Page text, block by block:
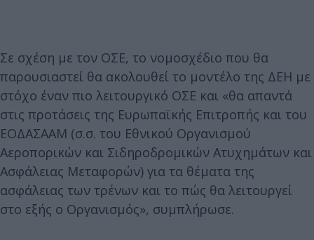
Σε σχέση με τον ΟΣΕ, το νομοσχέδιο που θα
παρουσιαστεί θα ακολουθεί το μοντέλο της ΔΕΗ με
στόχο έναν πιο λειτουργικό ΟΣΕ και «θα απαντά
στις προτάσεις της Ευρωπαϊκής Επιτροπής και του
ΕΟΔΑΣΑΑΜ (σ.σ. του Εθνικού Οργανισμού
Αεροπορικών και Σιδηροδρομικών Ατυχημάτων και
Ασφάλειας Μεταφορών) για τα θέματα της
ασφάλειας των τρένων και το πώς θα λειτουργεί
στο εξής ο Οργανισμός», συμπλήρωσε.